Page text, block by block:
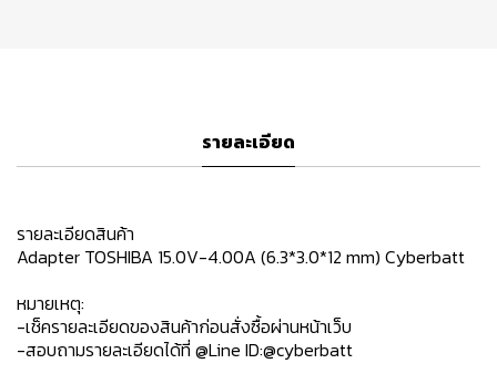
รายละเอียด
รายละเอียดสินค้า
Adapter TOSHIBA 15.0V-4.00A (6.3*3.0*12 mm) Cyberbatt
หมายเหตุ:
-เช็ครายละเอียดของสินค้าก่อนสั่งซื้อผ่านหน้าเว็บ
-สอบถามรายละเอียดได้ที่ @Line ID:@cyberbatt